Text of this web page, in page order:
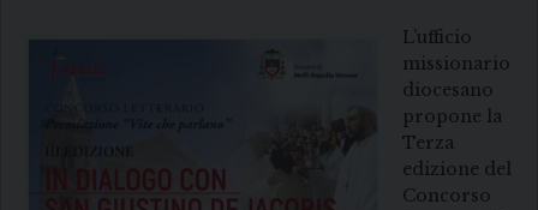
L’ufficio
missionario
diocesano
propone la
Terza
edizione del
Concorso